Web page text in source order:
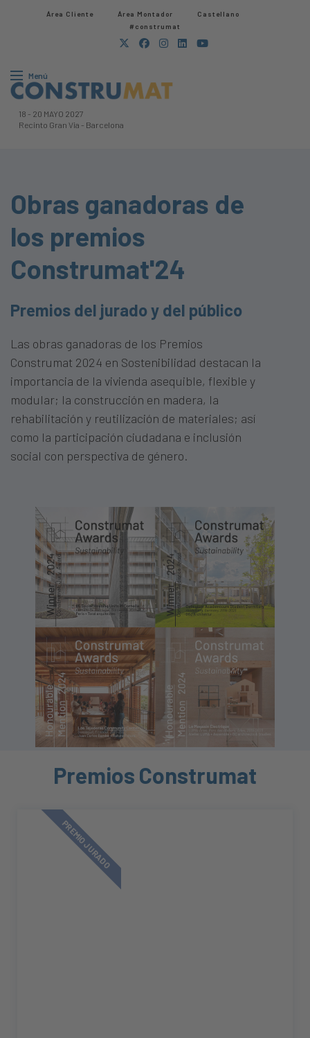
Área Cliente Área Montador
Castellano
#construmat
Menú
18 - 20 MAYO 2027
Recinto Gran Via - Barcelona
Obras ganadoras de
los premios
Construmat'24
Premios del jurado y del público
Las obras ganadoras de los Premios
Construmat 2024 en Sostenibilidad destacan la
importancia de la vivienda asequible, flexible y
modular; la construcción en madera, la
rehabilitación y reutilización de materiales; así
como la participación ciudadana e inclusión
social con perspectiva de género.
Premios Construmat
PREMIO JURADO